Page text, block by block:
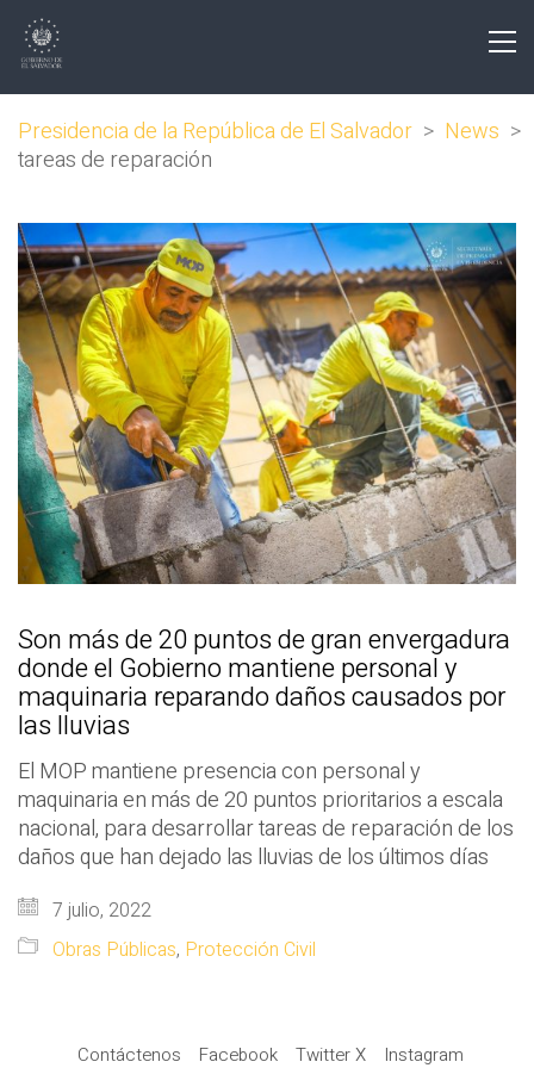
Presidencia de la República de El Salvador > News >
tareas de reparación
Son más de 20 puntos de gran envergadura
donde el Gobierno mantiene personal y
maquinaria reparando daños causados por
las lluvias
El MOP mantiene presencia con personal y
maquinaria en más de 20 puntos prioritarios a escala
nacional, para desarrollar tareas de reparación de los
daños que han dejado las lluvias de los últimos días
7 julio, 2022
Obras Públicas, Protección Civil
Contáctenos Facebook Twitter X Instagram